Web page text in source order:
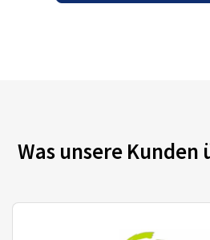
Was unsere Kunden